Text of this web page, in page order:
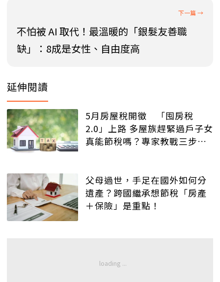
不怕被 AI 取代！最溫暖的「銀髮友善職
缺」：8成是女性、自由度高
延伸閱讀
5月房屋稅開徵 「囤房稅
2.0」上路 多屋族趕緊過戶子女
真能節稅嗎？專家教戰三步驟
父母過世，手足在國外如何分
遺產？跨國繼承想節稅「房產
＋保險」是重點！